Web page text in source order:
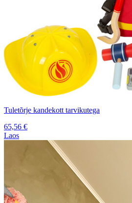
Tuletõrje kandekott tarvikutega
65,56 €
Laos